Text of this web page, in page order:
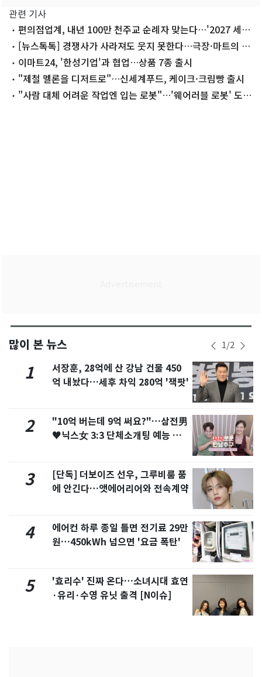
관련 기사
편의점업계, 내년 100만 천주교 순례자 맞는다…'2027 세계
청년대회' 지원
[뉴스톡톡] 경쟁사가 사라져도 웃지 못한다…극장·마트의 속
사정이마트24, '한성기업'과 협업…상품 7종 출시
"제철 멜론을 디저트로"…신세계푸드, 케이크·크림빵 출시
"사람 대체 어려운 작업엔 입는 로봇"…'웨어러블 로봇' 도입
많이 본 뉴스 1/2
1
서장훈, 28억에 산 강남 건물 450
억 내놨다…세후 차익 280억 '잭팟'
2
"10억 버는데 9억 써요?"…삼전男
♥닉스女 3:3 단체소개팅 예능 화
3
[단독] 더보이즈 선우, 그루비룸 품
에 안긴다…앳에어리어와 전속계약
4
에어컨 하루 종일 틀면 전기료 29만
원…450kWh 넘으면 '요금 폭탄'
5
'효리수' 진짜 온다…소녀시대 효연
·유리·수영 유닛 출격 [N이슈]